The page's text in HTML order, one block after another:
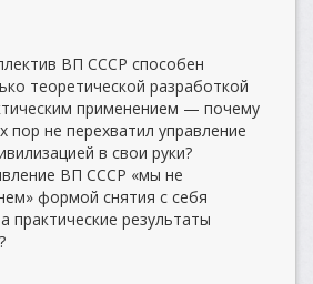
ВП СССР способен
теоретической разработкой
применением — почему
не перехватил управление
в свои руки?
ВП СССР «мы не
формой снятия с себя
практические результаты